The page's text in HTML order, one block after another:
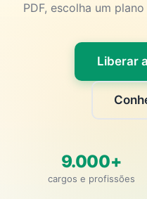
PDF, escolha um
Liberar
9.000+
cargos e profissões